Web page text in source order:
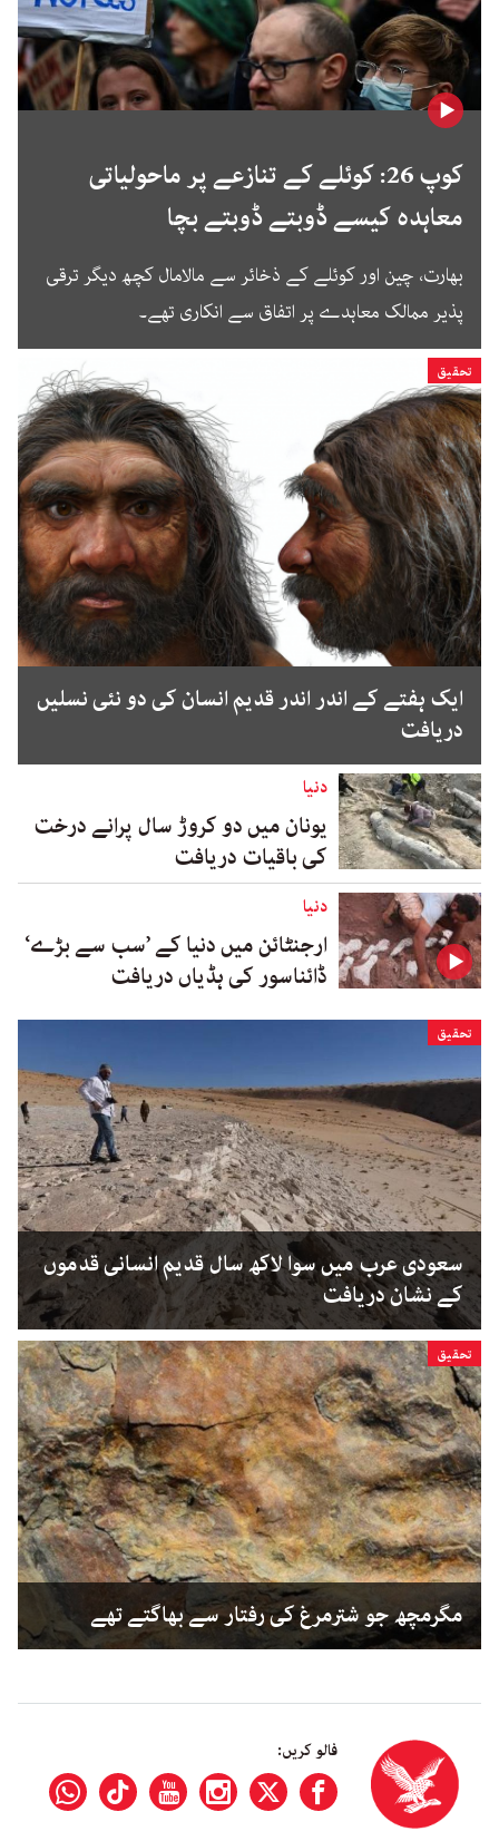
کوپ 26: کوئلے کے تنازعے پر ماحولیاتی
معاہدہ کیسے ڈوبتے ڈوبتے بچا
بھارت، چین اور کوئلے کے ذخائر سے مالامال کچھ دیگر ترقی
پذیر ممالک معاہدے پر اتفاق سے انکاری تھے۔
تحقیق
ایک ہفتے کے اندر اندر قدیم انسان کی دو نئی نسلیں
دریافت
دنیا
یونان میں دو کروڑ سال پرانے درخت
کی باقیات دریافت
دنیا
ارجنٹائن میں دنیا کے ’سب سے بڑے‘
ڈائناسور کی ہڈیاں دریافت
تحقیق
سعودی عرب میں سوا لاکھ سال قدیم انسانی قدموں
کے نشان دریافت
تحقیق
مگرمچھ جو شترمرغ کی رفتار سے بھاگتے تھے
فالو کریں: